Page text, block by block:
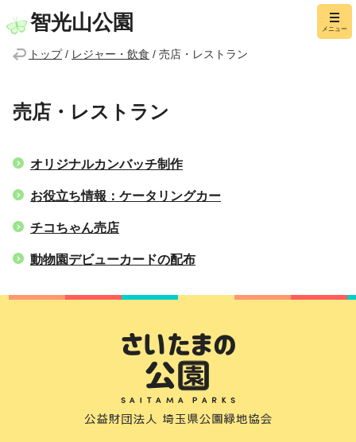
智光山公園 メニュー
トップ/ レジャー・飲食 / 売店・レストラン
売店・レストラン
オリジナルカンバッチ制作
お役立ち情報：ケータリングカー
チコちゃん売店
動物園デビューカードの配布